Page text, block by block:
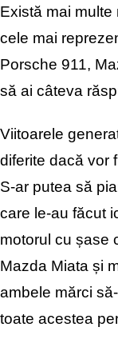
Există mai
cele mai
Porsche 911,
să ai câteva
Viitoarele
diferite dacă vor
S-ar putea să
care le-au făcut
motorul cu șase
Mazda Miata și
ambele mărci
toate acestea